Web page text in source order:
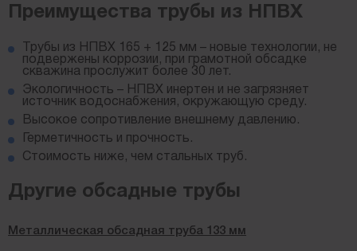
Преимущества трубы из НПВХ
Трубы из НПВХ 165 + 125 мм – новые технологии, не
подвержены коррозии, при грамотной обсадке
скважина прослужит более 30 лет.
Экологичность – НПВХ инертен и не загрязняет
источник водоснабжения, окружающую среду.
Высокое сопротивление внешнему давлению.
Герметичность и прочность.
Стоимость ниже, чем стальных труб.
Другие обсадные трубы
Металлическая обсадная труба 133 мм